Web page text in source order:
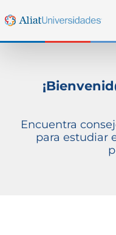
Encuentra
para estudiar